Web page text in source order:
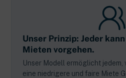
Unser Prinzip: Jeder
Mieten vorgehen.
Unser Modell ermöglicht jedem,
eine niedrigere und faire Miete